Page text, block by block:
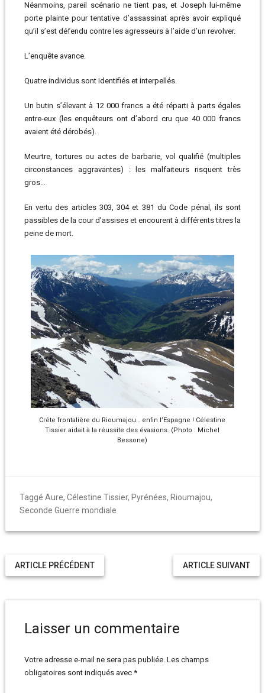
Néanmoins, pareil scénario ne tient pas, et Joseph lui-même
porte plainte pour tentative d’assassinat après avoir expliqué
qu’il s’est défendu contre les agresseurs à l’aide d’un revolver.
L’enquête avance.
Quatre individus sont identifiés et interpellés.
Un butin s’élevant à 12 000 francs a été réparti à parts égales
entre-eux (les enquêteurs ont d’abord cru que 40 000 francs
avaient été dérobés).
Meurtre, tortures ou actes de barbarie, vol qualifié (multiples
circonstances aggravantes) : les malfaiteurs risquent très
gros…
En vertu des articles 303, 304 et 381 du Code pénal, ils sont
passibles de la cour d’assises et encourent à différents titres la
peine de mort.
Crête frontalière du Rioumajou… enfin l’Espagne ! Célestine
Tissier aidait à la réussite des évasions. (Photo : Michel
Bessone)
Taggé Aure, Célestine Tissier, Pyrénées, Rioumajou,
Seconde Guerre mondiale
ARTICLE SUIVANT
ARTICLE PRÉCÉDENT
Laisser un commentaire
Votre adresse e-mail ne sera pas publiée. Les champs
obligatoires sont indiqués avec *